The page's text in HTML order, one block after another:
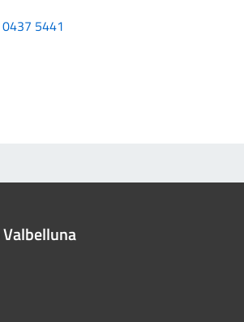
5441